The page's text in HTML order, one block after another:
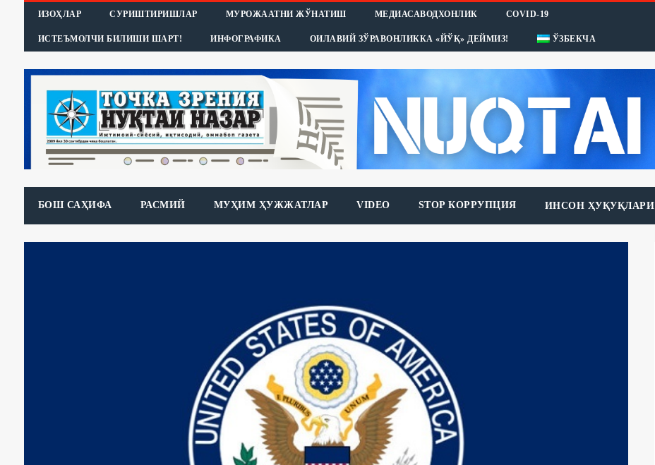
ИЗОҲЛАР СУРИШТИРИШЛАР МУРОЖААТНИ ЖЎНАТИШ МЕДИАСАВОДХОНЛИК COVID-19
ИСТЕЪМОЛЧИ БИЛИШИ ШАРТ! ИНФОГРАФИКА ОИЛАВИЙ ЗЎРАВОНЛИККА «ЙЎҚ» ДЕЙМИЗ! ЎЗБЕКЧА
БОШ САҲИФА РАСМИЙ МУҲИМ ҲУЖЖАТЛАР VIDEO STOP КОРРУПЦИЯ ИНСОН ҲУҚУҚЛАРИ